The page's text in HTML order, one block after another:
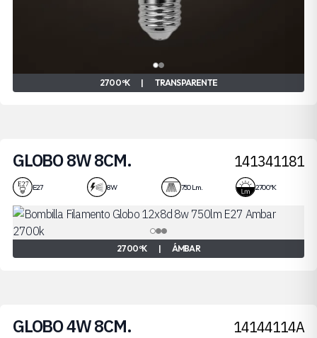
2700 ºK | TRANSPARENTE
GLOBO 8W 8CM. 141341181
E27 8 W 750 Lm. 2700 ºK
2700 ºK | ÁMBAR
GLOBO 4W 8CM. 14144114A